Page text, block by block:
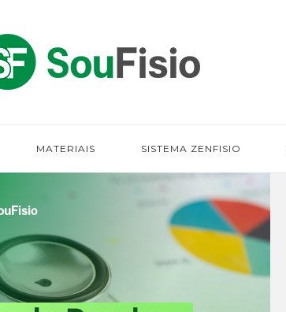
MATERIAIS SISTEMA ZENFISIO